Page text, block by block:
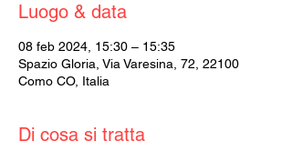
Luogo & data
08 feb 2024, 15:30 – 15:35
Spazio Gloria, Via Varesina, 72, 22100
Como CO, Italia
Di cosa si tratta